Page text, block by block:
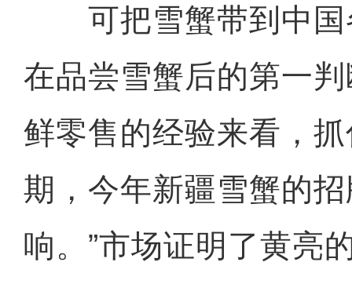
可把雪蟹带到中国
在品尝雪蟹后的第一
鲜零售的经验来看，
期，今年新疆雪蟹的
响。”市场证明了黄亮